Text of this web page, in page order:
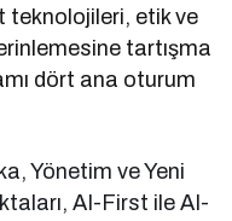
teknolojileri, etik ve
tartışma
dört ana oturum
Yönetim ve Yeni
AI-First ile AI-